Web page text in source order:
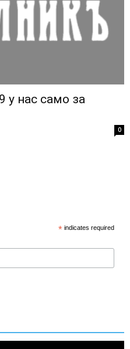
у нас само за
0
* indicates required